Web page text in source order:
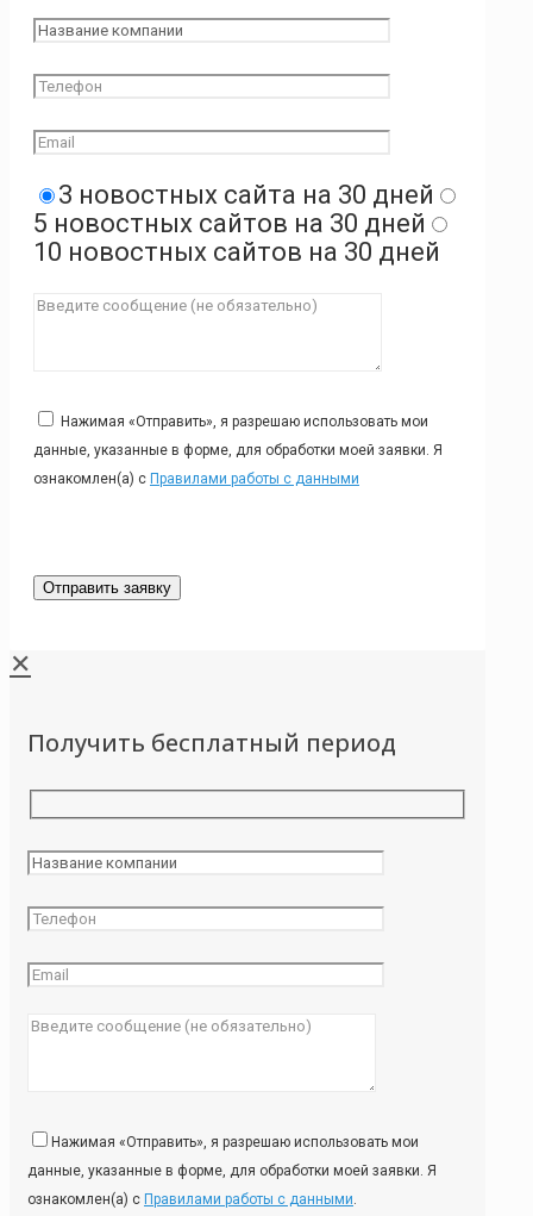
3 новостных сайта на 30 дней
5 новостных сайтов на 30 дней
10 новостных сайтов на 30 дней
Нажимая «Отправить», я разрешаю использовать мои
данные, указанные в форме, для обработки моей заявки. Я
ознакомлен(а) с Правилами работы с данными
✕
Получить бесплатный период
Нажимая «Отправить», я разрешаю использовать мои
данные, указанные в форме, для обработки моей заявки. Я
ознакомлен(а) с Правилами работы с данными.